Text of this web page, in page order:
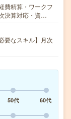
費精算・ワークフ
決算対応・資…
なスキル】月次
50代
60代